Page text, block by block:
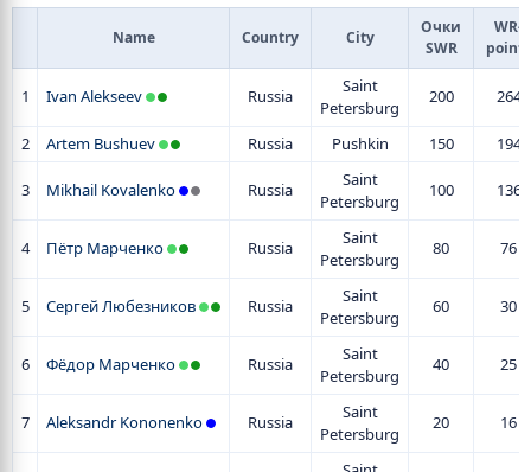
Name Country City
Очки
SWR
WR-
points
1 Ivan Alekseev Russia
Saint
Petersburg
200 264
2 Artem Bushuev Russia Pushkin 150 194
3 Mikhail Kovalenko Russia
Saint
Petersburg
100 136
4 Пётр Марченко Russia
Saint
Petersburg
80 76
5 Сергей Любезников Russia
Saint
Petersburg
60 30
6 Фёдор Марченко Russia
Saint
Petersburg
40 25
7 Aleksandr Kononenko Russia
Saint
Petersburg
20 16